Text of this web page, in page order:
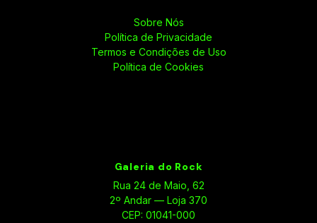
Sobre Nós
Política de Privacidade
Termos e Condições de Uso
Política de Cookies
Galeria do Rock
Rua 24 de Maio, 62
2º Andar — Loja 370
CEP: 01041-000